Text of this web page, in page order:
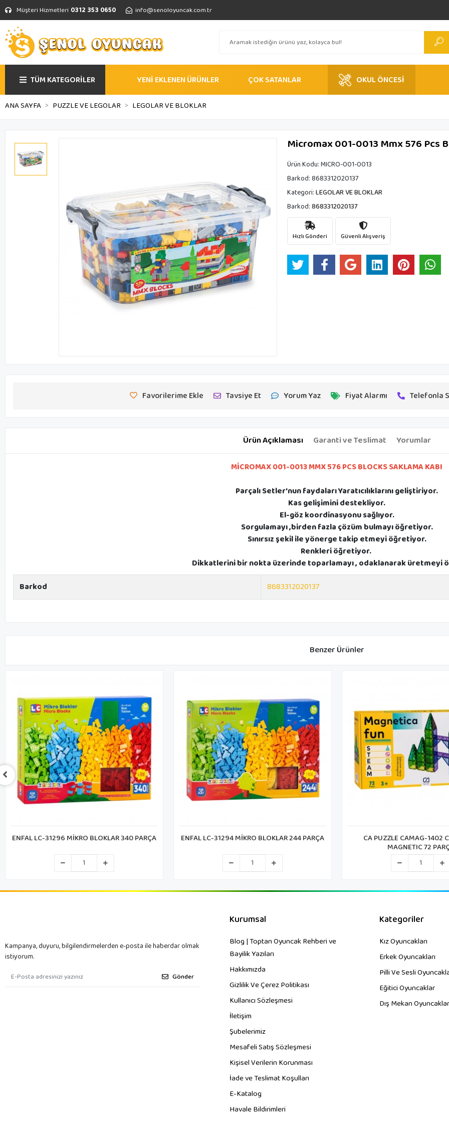
Müşteri Hizmetleri 0312 353 0650 info@senoloyuncak.com.tr
TÜM KATEGORİLER YENİ EKLENEN ÜRÜNLER ÇOK SATANLAR OKUL ÖNCESİ
ANA SAYFA PUZZLE VE LEGOLAR LEGOLAR VE BLOKLAR
Micromax 001-0013 Mmx 576 Pcs
Ürün Kodu:MICRO-001-0013
Barkod:8683312020137
Kategori:LEGOLAR VE BLOKLAR
Barkod:8683312020137
Hızlı Gönderi Güvenli Alışveriş
Favorilerime Ekle Tavsiye Et Yorum Yaz Fiyat Alarmı Telefonla
Ürün Açıklaması Garanti ve Teslimat Yorumlar
MİCROMAX 001-0013 MMX 576 PCS BLOCKS SAKLAMA KABI
Parçalı Setler'nun faydaları Yaratıcılıklarını geliştiriyor.
Kas gelişimini destekliyor.
El-göz koordinasyonu sağlıyor.
Sorgulamayı ,birden fazla çözüm bulmayı öğretiyor.
Sınırsız şekil ile yönerge takip etmeyi öğretiyor.
Renkleri öğretiyor.
Dikkatlerini bir nokta üzerinde toparlamayı , odaklanarak üretmeyi
Barkod
8683312020137
Benzer Ürünler
ENFAL LC-31294 MİKRO BLOKLAR 244 PARÇA CA PUZZLE CAMAG-1402 CA GAMES CARETTA CH 1477-1
DİSPLAY
Kampanya, duyuru, bilgilendirmelerden e-posta ile haberdar olmak
istiyorum.
Gönder
Kurumsal
Blog | Toptan Oyuncak Rehberi ve
Bayilik Yazıları
Hakkımızda
Gizlilik Ve Çerez Politikası
Kullanıcı Sözleşmesi
İletişim
Şubelerimiz
Mesafeli Satış Sözleşmesi
Kişisel Verilerin Korunması
İade ve Teslimat Koşulları
E-Katalog
Havale Bildirimleri
Kategoriler
Kız Oyuncakları
Erkek Oyuncakları
Pilli Ve Sesli
Eğitici Oyuncaklar
Dış Mekan